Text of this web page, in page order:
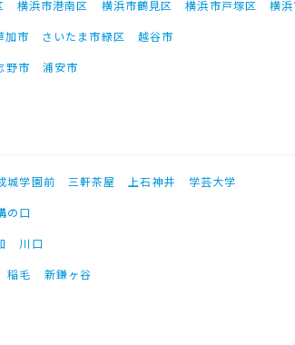
横浜市港南区 横浜市鶴見区 横浜市戸塚区
横
加市 さいたま市緑区
越谷市
野市 浦安市
城学園前 三軒茶屋 上石神井
学芸大学
の口
川口
稲毛 新鎌ヶ谷